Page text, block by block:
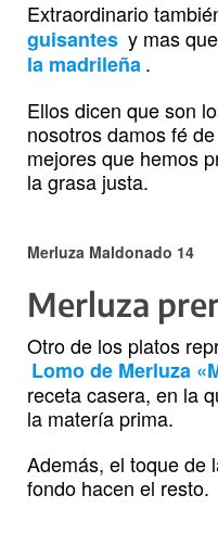
Extraordinario
guisantes y mas
la madrileña.
Ellos dicen que son
nosotros damos fé
mejores que hemos
la grasa justa.
Merluza Maldonado 14
Merluza
Otro de los platos
Lomo de Merluza
receta casera, en la
la matería prima.
Además, el toque de
fondo hacen el resto.